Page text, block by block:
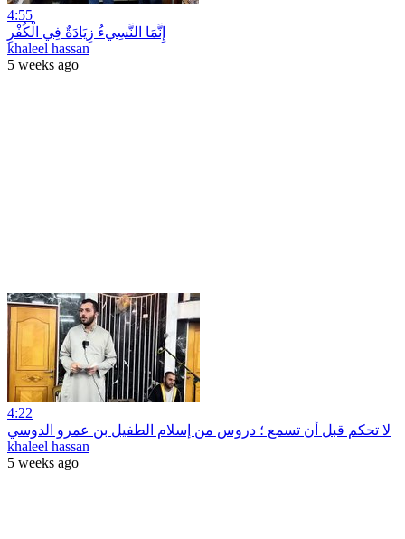
4:55
إِنَّمَا النَّسِيءُ زِيَادَةٌ فِي الْكُفْرِ
khaleel hassan
5 weeks ago
4:22
لا تحكم قبل أن تسمع ؛ دروس من إسلام الطفيل بن عمرو الدوسي
khaleel hassan
5 weeks ago